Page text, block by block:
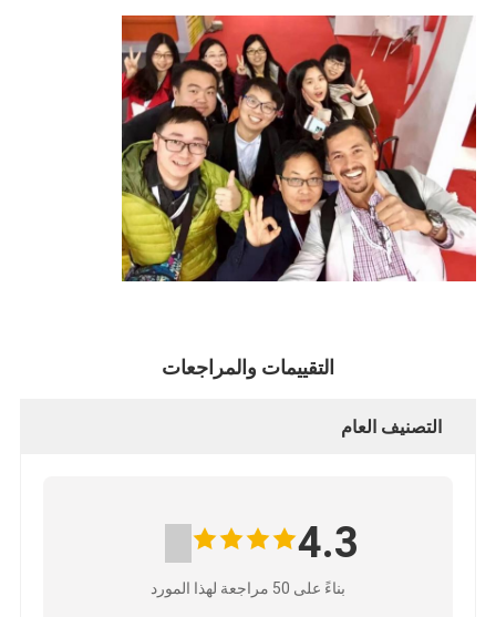
التقييمات والمراجعات
التصنيف العام
4.3
بناءً على 50 مراجعة لهذا المورد